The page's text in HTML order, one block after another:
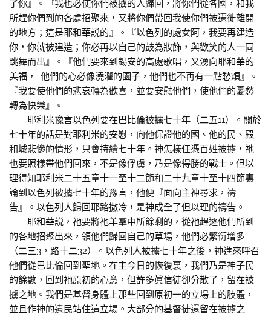
了你』。『我也必使你們被擄的人歸回，將你們從各國，和我
所趕你們到的各處招聚來，又將你們帶回我使你們被遷徙離開
的地方；這是耶和華説的』。『以色列的處女阿，我要再建造
你，你就被建造；你必再以自己的鼓為妝飾，與歡笑的人一同
跳舞而出』。『他們要來到錫安的高處歌唱，又湧向耶和華的
美福，…他們的心必像澆灌的園子，他們也不再有一點愁煩』。
『我要使他們的悲哀轉為歡喜，並要安慰他們，使他們的憂愁
轉為快樂』。
耶利米豫言以色列要在巴比倫被擄七十年（二五11）。關於
七十年的話是對耶利米的安慰，向他保證他的國、他的民、殿
和城悲慘的情形，只會持續七十年。神怎樣任憑百姓被擄，祂
也要照樣帶他們回來，不是像俘虜，乃是像得勝的戰士。但以
理得知耶利米二十五章十一至十二節和二十九章十至十四節裏
論到以色列被擄七十年的豫言，他便『面向主神尋求，禱
告』。以色列人歸回耶路撒冷，是神成全了但以理的禱告。
耶和華説，祂要將祂羊羣中所餘剩的，從祂趕逐他們所到
的各地招聚出來，領他們歸回自己的草場，他們必繁衍增多
（二三3，路十二32）。以色列人被擄七十年之後，神進來呼召
他們從巴比倫回到聖地。在主今日的恢復裏，我們乃是神子民
的餘數，回到祂原初的心意，但許多眞信徒卻分散了，留在被
擄之地。我們是基督身體上那些回到原初一的立場上的肢體，
並且作神的遺民站住這立場。大部分的基督徒還留在被擄之